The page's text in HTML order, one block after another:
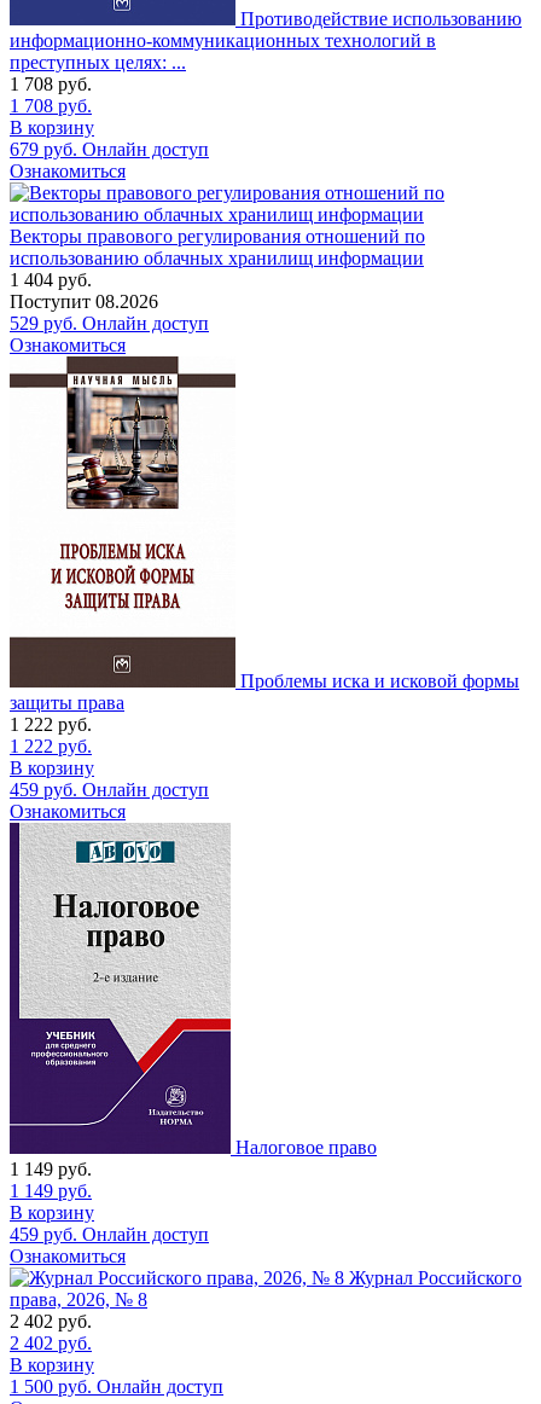
Противодействие использованию
информационно-коммуникационных технологий в
преступных целях: ...
1 708 руб.
1 708 руб.
В корзину
679 руб. Онлайн доступ
Ознакомиться
Векторы правового регулирования отношений по
использованию облачных хранилищ информации
1 404 руб.
Поступит 08.2026
529 руб. Онлайн доступ
Ознакомиться
Проблемы иска и исковой формы
защиты права
1 222 руб.
1 222 руб.
В корзину
459 руб. Онлайн доступ
Ознакомиться
Налоговое право
1 149 руб.
1 149 руб.
В корзину
459 руб. Онлайн доступ
Ознакомиться
Журнал Российского
права, 2026, № 8
2 402 руб.
2 402 руб.
В корзину
1 500 руб. Онлайн доступ